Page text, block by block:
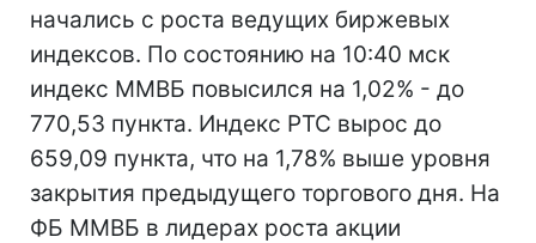
начались с роста ведущих биржевых
индексов. По состоянию на 10:40 мск
индекс ММВБ повысился на 1,02% - до
770,53 пункта. Индекс РТС вырос до
659,09 пункта, что на 1,78% выше уровня
закрытия предыдущего торгового дня. На
ФБ ММВБ в лидерах роста акции